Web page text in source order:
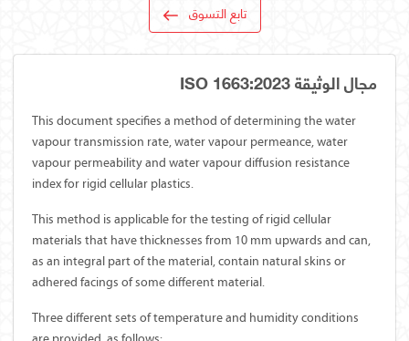
تابع التسوق
مجال الوثيقة ISO 1663:2023
This document specifies a method of determining the water
vapour transmission rate, water vapour permeance, water
vapour permeability and water vapour diffusion resistance
index for rigid cellular plastics.
This method is applicable for the testing of rigid cellular
materials that have thicknesses from 10 mm upwards and can,
as an integral part of the material, contain natural skins or
adhered facings of some different material.
Three different sets of temperature and humidity conditions